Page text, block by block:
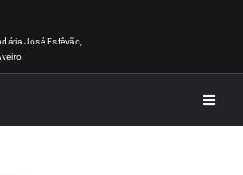
José Estêvão,
Toggle